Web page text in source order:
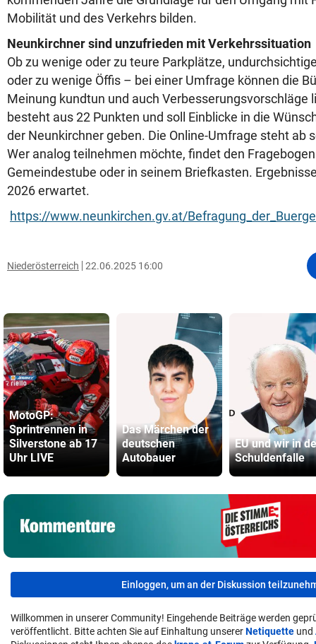
Mobilität und des Verkehrs bilden.
Neunkirchner sind unzufrieden mit Verkehrssituation
Ob zu wenige oder zu teure Parkplätze,
oder zu wenige Öffis – bei einer Umfrage können die
Meinung kundtun und auch Verbesserungsvorschläge
besteht aus 22 Punkten und soll Einblicke in die
der Neunkirchner geben. Die Online-Umfrage steht ab
Wer analog teilnehmen möchte, findet den
Gemeindestube oder in seinem Briefkasten.
2026 erwartet.
https://www.neunkirchen.gv.at/
Niederösterreich 22.06.2025 16:00
MotoGP:
Sprintrennen in
Silverstone ab 17
Uhr LIVE
Das Märchen der
deutschen
Autobauer
EU und wir in
Schuldenfalle
Einloggen, um an der Diskussion
Willkommen in unserer Community! Eingehende Beiträge werden
veröffentlicht. Bitte achten Sie auf Einhaltung unsererNetiquette und